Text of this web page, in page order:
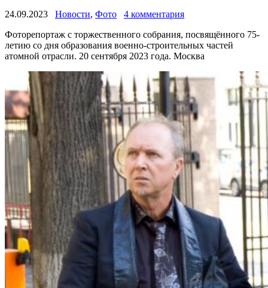
24.09.2023 Новости, Фото
4 комментария
Фоторепортаж с торжественного собрания, посвящённого 75-
летию со дня образования военно-строительных частей
атомной отрасли. 20 сентября 2023 года. Москва